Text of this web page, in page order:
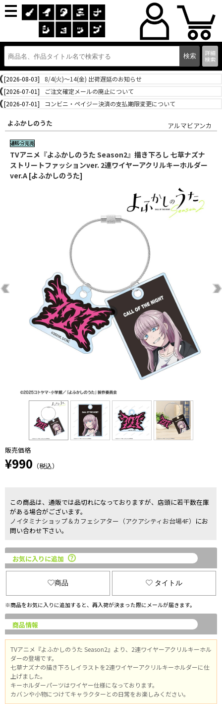
詳細
検索
[2026-08-03]
8/4(火)～14(金) 出荷遅延のお知らせ
[2026-07-01]
ご注文確定メールの廃止について
[2026-07-01]
コンビニ・ペイジー決済の支払期限変更について
よふかしのうた アルマビアンカ
TVアニメ『よふかしのうた Season2』描き下ろし 七草ナズナ
ストリートファッションver. 2連ワイヤーアクリルキーホルダー
ver.A [よふかしのうた]
販売価格
¥990 （税込）
この商品は、通販では品切れになっておりますが、店頭に若干数在庫
がある場合がございます。
ノイタミナショップ＆カフェシアター（アクアシティお台場4F） にお
問い合わせ下さい。
お気に入りに追加
商品 タイトル
※商品をお気に入りに追加すると、再入荷が決まった際にメールが届きます。
商品情報
TVアニメ『よふかしのうた Season2』より、2連ワイヤーアクリルキーホル
ダーの登場です。
七草ナズナの描き下ろしイラストを2連ワイヤーアクリルキーホルダーに仕
上げました。
キーホルダーパーツはワイヤー仕様になっております。
カバンや小物につけてキャラクターとの日常をお楽しみください。